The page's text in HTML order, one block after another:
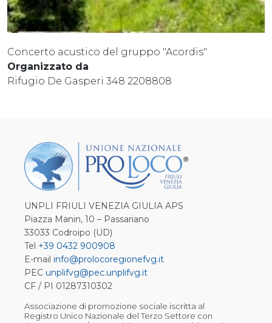
Concerto acustico del gruppo "Acordis"
Organizzato da
Rifugio De Gasperi 348 2208808
UNPLI FRIULI VENEZIA GIULIA APS
Piazza Manin, 10 – Passariano
33033 Codroipo (UD)
Tel +39 0432 900908
E-mail info@prolocoregionefvg.it
PEC unplifvg@pec.unplifvg.it
CF / PI 01287310302
Associazione di promozione sociale iscritta al
Registro Unico Nazionale del Terzo Settore con